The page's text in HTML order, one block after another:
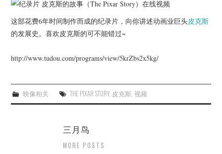
海报剧照
脱口秀
杂七杂八
美剧英剧
这部花费6年时间制作而成的纪录片，向你讲述动画业巨头皮克斯
的发展史。喜欢皮克斯的可不能错过~
http://www.tudou.com/programs/view/5krZbs2x5kg/
映像相关 THE PIXAR STORY, 皮克斯, 视频
三月鸟
MORE POSTS